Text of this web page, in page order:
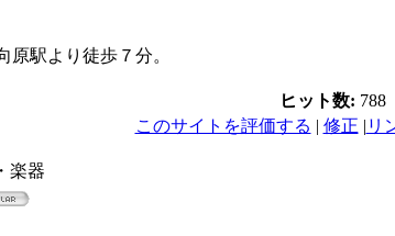
駅より徒歩７分。
ヒット数: 788
このサイトを評価する | 修正 | リ
楽器